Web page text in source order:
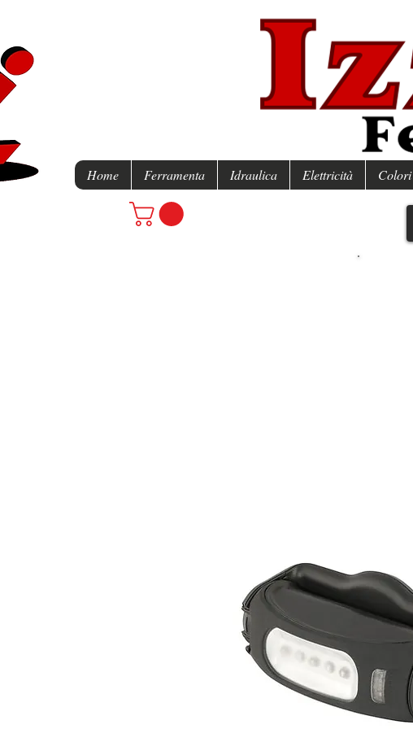
Home Ferramenta Idraulica Elettricità Colori